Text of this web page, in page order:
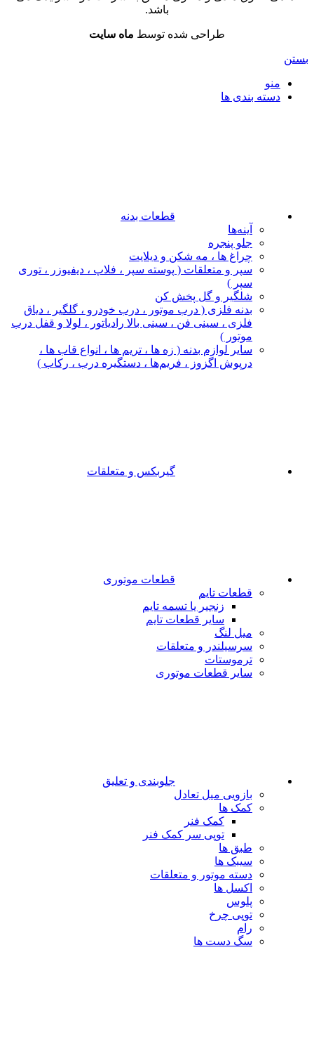
باشد.
طراحی شده توسط ماه سایت
بستن
منو
دسته بندی ها
قطعات بدنه
آینه‌ها
جلو پنجره
چراغ‌ ها ، مه‌ شکن و دیلایت
سپر و متعلقات ( پوسته سپر ، فلاپ ، دیفیوزر ، توری
سپر )
شلگیر و گل‌ پخش‌ کن
بدنه فلزی ( درب موتور ، درب خودرو ، گلگیر ، دیاق
فلزی ، سینی فن ، سینی بالا رادیاتور ، لولا و قفل درب
موتور )
سایر لوازم بدنه ( زه ها ، تریم ها ، انواع قاب ها ،
درپوش اگزوز ، فریم‌ها ، دستگیره درب ، رکاب )
گیربکس و متعلقات
قطعات موتوری
قطعات تایم
زنجیر یا تسمه تایم
سایر قطعات تایم
میل لنگ
سرسیلندر و متعلقات
ترموستات
سایر قطعات موتوری
جلوبندی و تعلیق
بازویی میل تعادل
کمک ها
کمک فنر
توپی سر کمک فنر
طبق ها
سیبک ها
دسته موتور و متعلقات
اکسل ها
پلوس
توپی چرخ
رام
سگ دست ها